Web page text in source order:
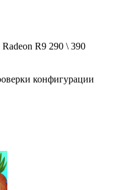
R9 290 \ 390
конфигурации